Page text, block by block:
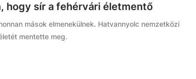
hogy sír a fehérvári életmentő
mások elmenekülnek. Hatvannyolc nemzetközi
mentette meg.